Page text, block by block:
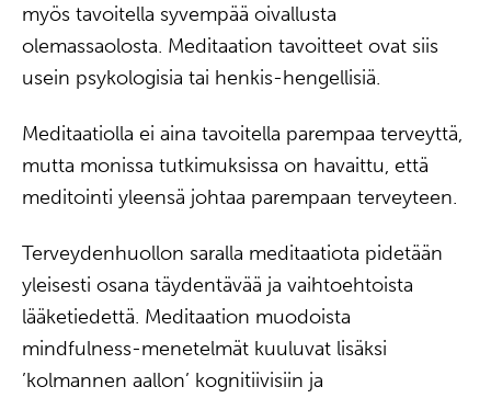
myös tavoitella syvempää oivallusta
olemassaolosta. Meditaation tavoitteet ovat siis
usein psykologisia tai henkis-hengellisiä.
Meditaatiolla ei aina tavoitella parempaa terveyttä,
mutta monissa tutkimuksissa on havaittu, että
meditointi yleensä johtaa parempaan terveyteen.
Terveydenhuollon saralla meditaatiota pidetään
yleisesti osana täydentävää ja vaihtoehtoista
lääketiedettä. Meditaation muodoista
mindfulness-menetelmät kuuluvat lisäksi
’kolmannen aallon’ kognitiivisiin ja